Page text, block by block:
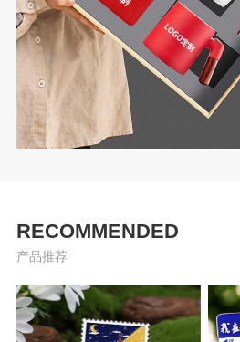
RECOMMENDED
产品推荐